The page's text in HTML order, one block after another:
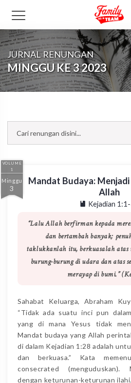
JURNAL RENUNGAN
MINGGU KE 3 2023
VOLUME
1
Minggu
3
Mandat Budaya:
Allah
Kejadian
“Lalu Allah berfirman kepada
dan bertambah banyak;
taklukkanlah itu, berkuasalah
burung-burung di udara dan atas
merayap di bumi.”
Sahabat Keluarga, Abraham
“Tidak ada suatu inci pun
yang di mana Yesus tidak
Mandat budaya yang Allah
di dalam Kejadian 1:28 adalah
dan berkuasa.” Kata
consecrated (menguduskan).
dengan keturunan-keturunan